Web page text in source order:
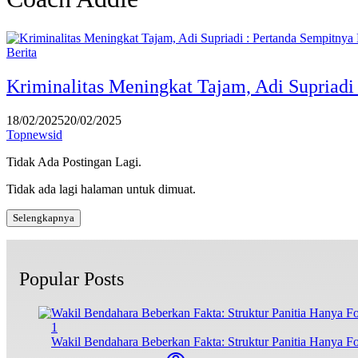
Berita
Kriminalitas Meningkat Tajam, Adi Supriadi
18/02/202520/02/2025
Topnewsid
Tidak Ada Postingan Lagi.
Tidak ada lagi halaman untuk dimuat.
Selengkapnya
Popular Posts
1
Wakil Bendahara Beberkan Fakta: Struktur Panitia Hanya